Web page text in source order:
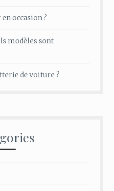
occasion ?
modèles sont
de voiture ?